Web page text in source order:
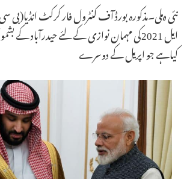
نئی دہلی۔مذکورہ بورڈ آف کنٹرول فار کرکٹ
کیاہے جو اپریل کے دوسرے